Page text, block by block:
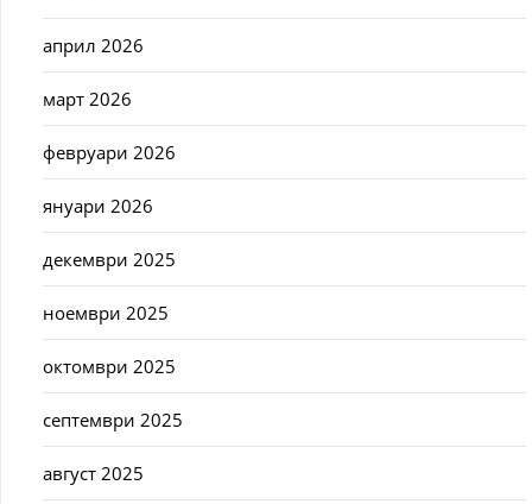
април 2026
март 2026
февруари 2026
януари 2026
декември 2025
ноември 2025
октомври 2025
септември 2025
август 2025